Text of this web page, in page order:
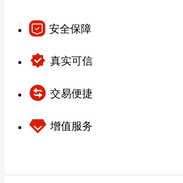
安全保障
真实可信
交易便捷
增值服务